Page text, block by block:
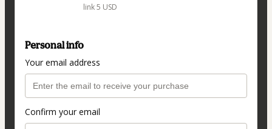
link 5 USD
Personal info
Your email address
Confirm your email